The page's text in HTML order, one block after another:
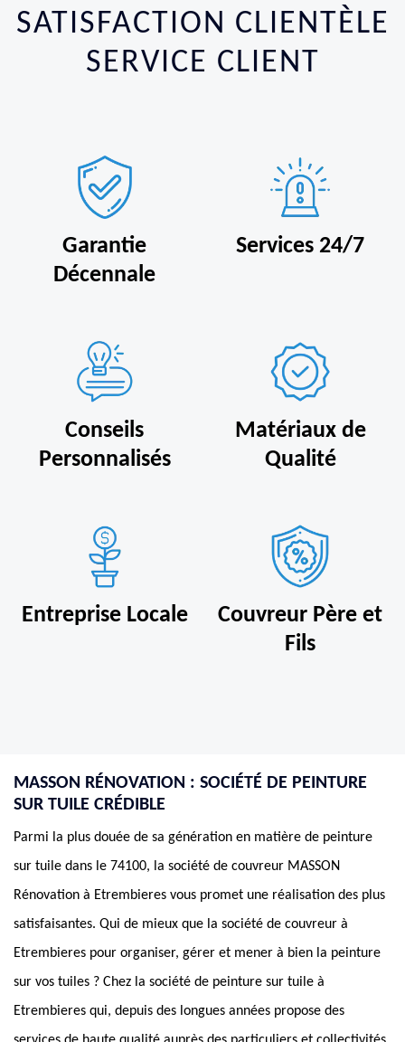
SATISFACTION CLIENTÈLE
SERVICE CLIENT
Garantie
Décennale
Services 24/7
Conseils
Personnalisés
Matériaux de
Qualité
Entreprise Locale
Couvreur Père et
Fils
MASSON RÉNOVATION : SOCIÉTÉ DE PEINTURE
SUR TUILE CRÉDIBLE
Parmi la plus douée de sa génération en matière de peinture
sur tuile dans le 74100, la société de couvreur MASSON
Rénovation à Etrembieres vous promet une réalisation des plus
satisfaisantes. Qui de mieux que la société de couvreur à
Etrembieres pour organiser, gérer et mener à bien la peinture
sur vos tuiles ? Chez la société de peinture sur tuile à
Etrembieres qui, depuis des longues années propose des